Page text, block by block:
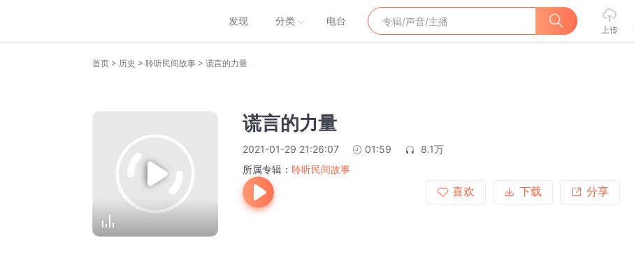
发现 分类 电台
上传
首页 > 历史 > 聆听民间故事 > 谎言的力量
谎言的力量
2021-01-29 21:26:07 01:59
8.1万
所属专辑： 聆听民间故事
喜欢
下载 分享